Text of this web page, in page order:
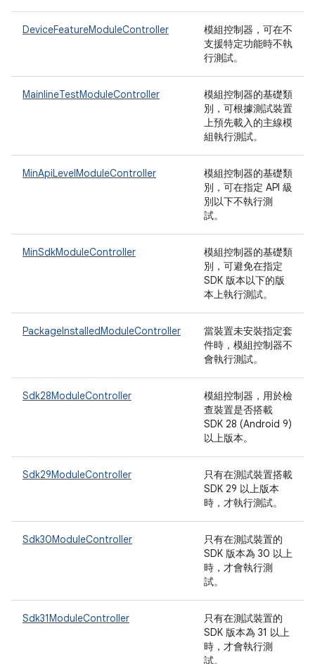
DeviceFeatureModuleController
模組控制器，可在不
支援特定功能時不執
行測試。
MainlineTestModuleController
模組控制器的基礎類
別，可根據測試裝置
上預先載入的主線模
組執行測試。
MinApiLevelModuleController
模組控制器的基礎類
別，可在指定 API 級
別以下不執行測
試。
MinSdkModuleController
模組控制器的基礎類
別，可避免在指定
SDK 版本以下的版
本上執行測試。
PackageInstalledModuleController
當裝置未安裝指定套
件時，模組控制器不
會執行測試。
Sdk28ModuleController
模組控制器，用於檢
查裝置是否搭載
SDK 28 (Android 9)
以上版本。
Sdk29ModuleController
只有在測試裝置搭載
SDK 29 以上版本
時，才執行測試。
Sdk30ModuleController
只有在測試裝置的
SDK 版本為 30 以上
時，才會執行測
試。
Sdk31ModuleController
只有在測試裝置的
SDK 版本為 31 以上
時，才會執行測
試。